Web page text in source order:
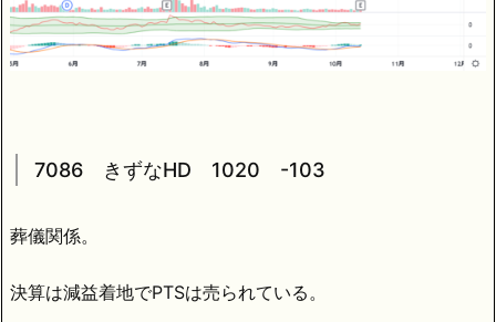
7086 きずなHD 1020 -103
葬儀関係。
決算は減益着地でPTSは売られている。